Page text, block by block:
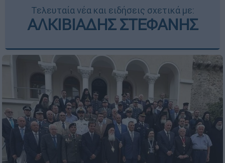
Τελευταία νέα και ειδήσεις σχετικά με:
ΑΛΚΙΒΙΑΔΗΣ ΣΤΕΦΑΝΗΣ